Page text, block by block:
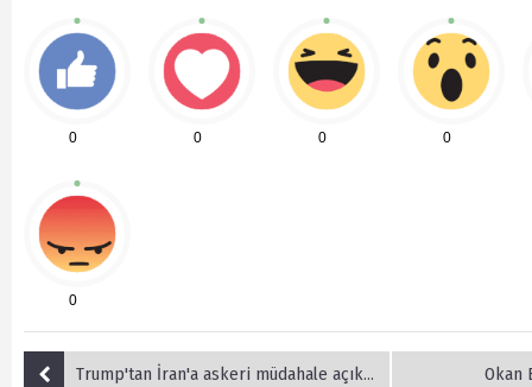
0 0 0 0
0
Trump'tan İran'a askeri müdahale açıklaması Okan